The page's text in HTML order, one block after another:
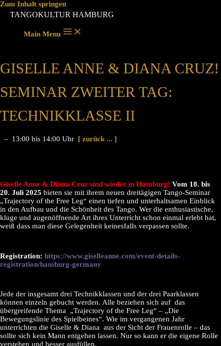
Zum Inhalt springen
TANGOKULTUR HAMBURG
Main Menu
GISELLE ANNE & DIANA CRUZ!
SEMINAR ZWEITER TAG:
TECHNIKKLASSE II
– 13:00 bis 14:00 Uhr [ zurück ... ]
Giselle Anne & Diana Cruz sind wieder in Hamburg! Vom 18. bis
20. Juli 2025 bieten sie mit ihrem neuen dreitägigen Tango-Seminar
„Trajectory of the Free Leg“ einen tiefen und unterhaltsamen Einblick
in den Aufbau und die Schönheit des Tango. Wer die enthusiastische,
kluge und augenöffnende Art ihres Unterricht schon einmal erlebt hat,
weiß dass man diese Gelegenheit keinesfalls verpassen sollte.
Registration: https://www.giselleanne.com/event-details-
registration/hamburg-germany
Jede der insgesamt drei Technikklassen und der drei Paarklassen
können einzeln gebucht werden. Alle beziehen sich auf das
übergreifende Thema „Trajectory of the Free Leg“ – „Die
Bewegungslinie des Spielbeines“. Wie im vergangenen Jahr
unterrichten die Giselle & Diana aus der Sicht der Frauenrolle – das
sollte sich kein Mann entgehen lassen. Nur so kann er die eigene Rolle
verstehen und besser ausfüllen.